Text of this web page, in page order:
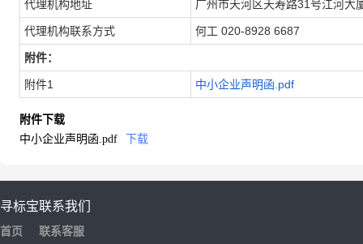
代理机构地址 广州市天河区天寿路31号江河大
代理机构联系方式 何工 020-8928 6687
附件：
附件1 中小企业声明函.pdf
附件下载
中小企业声明函.pdf
下载
寻标宝
首页
联系我们
联系客服